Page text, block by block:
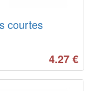
courtes
4.27€